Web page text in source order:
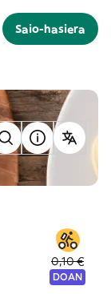
Saio-hasiera
0,10 €
DOAN